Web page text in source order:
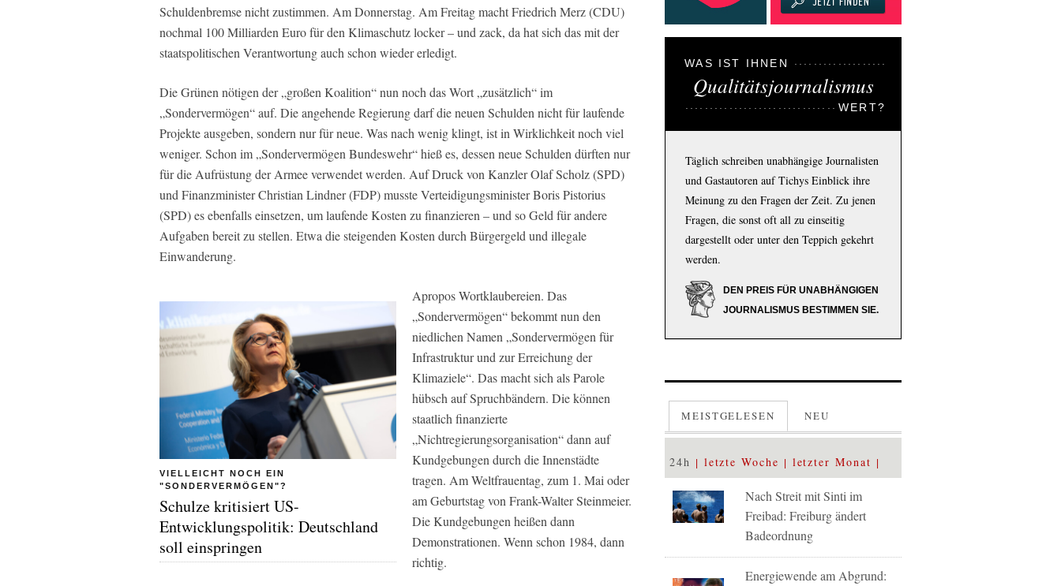
Schuldenbremse nicht zustimmen. Am Donnerstag. Am Freitag macht Friedrich Merz (CDU)
nochmal 100 Milliarden Euro für den Klimaschutz locker – und zack, da hat sich das mit der
staatspolitischen Verantwortung auch schon wieder erledigt.
Die Grünen nötigen der „großen Koalition“ nun noch das Wort „zusätzlich“ im
„Sondervermögen“ auf. Die angehende Regierung darf die neuen Schulden nicht für laufende
Projekte ausgeben, sondern nur für neue. Was nach wenig klingt, ist in Wirklichkeit noch viel
weniger. Schon im „Sondervermögen Bundeswehr“ hieß es, dessen neue Schulden dürften nur
für die Aufrüstung der Armee verwendet werden. Auf Druck von Kanzler Olaf Scholz (SPD)
und Finanzminister Christian Lindner (FDP) musste Verteidigungsminister Boris Pistorius
(SPD) es ebenfalls einsetzen, um laufende Kosten zu finanzieren – und so Geld für andere
Aufgaben bereit zu stellen. Etwa die steigenden Kosten durch Bürgergeld und illegale
Einwanderung.
VIELLEICHT NOCH EIN
"SONDERVERMÖGEN"?
Schulze kritisiert US-
Entwicklungspolitik: Deutschland
soll einspringen
Apropos Wortklaubereien. Das
„Sondervermögen“ bekommt nun den
niedlichen Namen „Sondervermögen für
Infrastruktur und zur Erreichung der
Klimaziele“. Das macht sich als Parole
hübsch auf Spruchbändern. Die können
staatlich finanzierte
„Nichtregierungsorganisation“ dann auf
Kundgebungen durch die Innenstädte
tragen. Am Weltfrauentag, zum 1. Mai oder
am Geburtstag von Frank-Walter Steinmeier.
Die Kundgebungen heißen dann
Demonstrationen. Wenn schon 1984, dann
richtig.
WAS IST IHNEN
Qualitätsjournalismus
WERT?
Täglich schreiben unabhängige Journalisten
und Gastautoren auf Tichys Einblick ihre
Meinung zu den Fragen der Zeit. Zu jenen
Fragen, die sonst oft all zu einseitig
dargestellt oder unter den Teppich gekehrt
werden.
DEN PREIS FÜR UNABHÄNGIGEN
JOURNALISMUS BESTIMMEN SIE.
MEISTGELESEN NEU
24h letzte Woche letzter Monat
Nach Streit mit Sinti im
Freibad: Freiburg ändert
Badeordnung
Energiewende am Abgrund: